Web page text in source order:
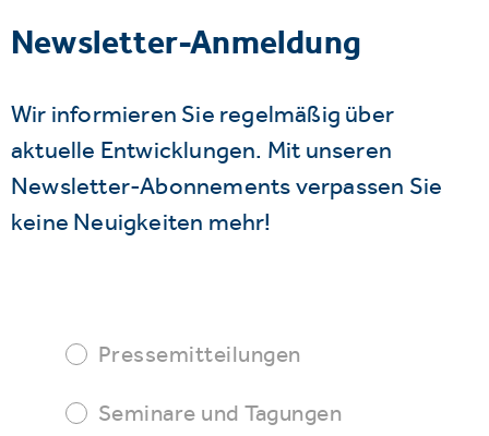
Newsletter-Anmeldung
Wir informieren Sie regelmäßig über
aktuelle Entwicklungen. Mit unseren
Newsletter-Abonnements verpassen Sie
keine Neuigkeiten mehr!
Pressemitteilungen
Seminare und Tagungen